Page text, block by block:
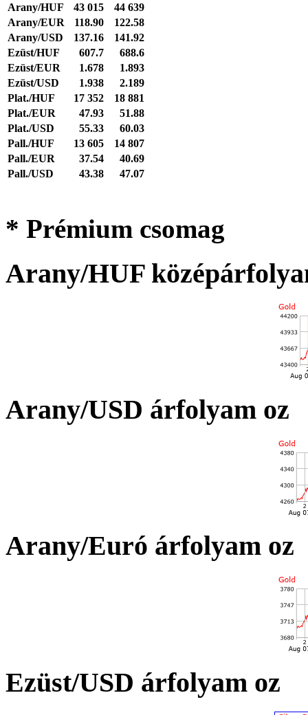
Arany/HUF
43 015
44 639
Arany/EUR
118.90
122.58
Arany/USD
137.16
141.92
Ezüst/HUF
607.7
688.6
Ezüst/EUR
1.678
1.893
Ezüst/USD
1.938
2.189
Plat./HUF
17 352
18 881
Plat./EUR
47.93
51.88
Plat./USD
55.33
60.03
Pall./HUF
13 605
14 807
Pall./EUR
37.54
40.69
Pall./USD
43.38 47.07
* Prémium csomag
Arany/HUF
Arany/USD árfolyam oz
Arany/Euró árfolyam oz
Ezüst/USD árfolyam oz